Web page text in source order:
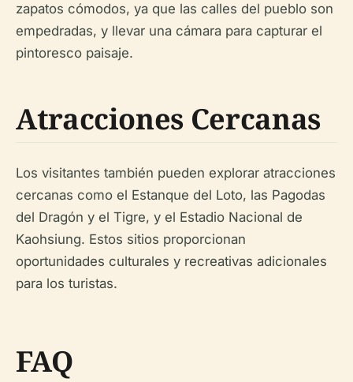
zapatos cómodos, ya que las calles del pueblo son
empedradas, y llevar una cámara para capturar el
pintoresco paisaje.
Atracciones Cercanas
Los visitantes también pueden explorar atracciones
cercanas como el Estanque del Loto, las Pagodas
del Dragón y el Tigre, y el Estadio Nacional de
Kaohsiung. Estos sitios proporcionan
oportunidades culturales y recreativas adicionales
para los turistas.
FAQ